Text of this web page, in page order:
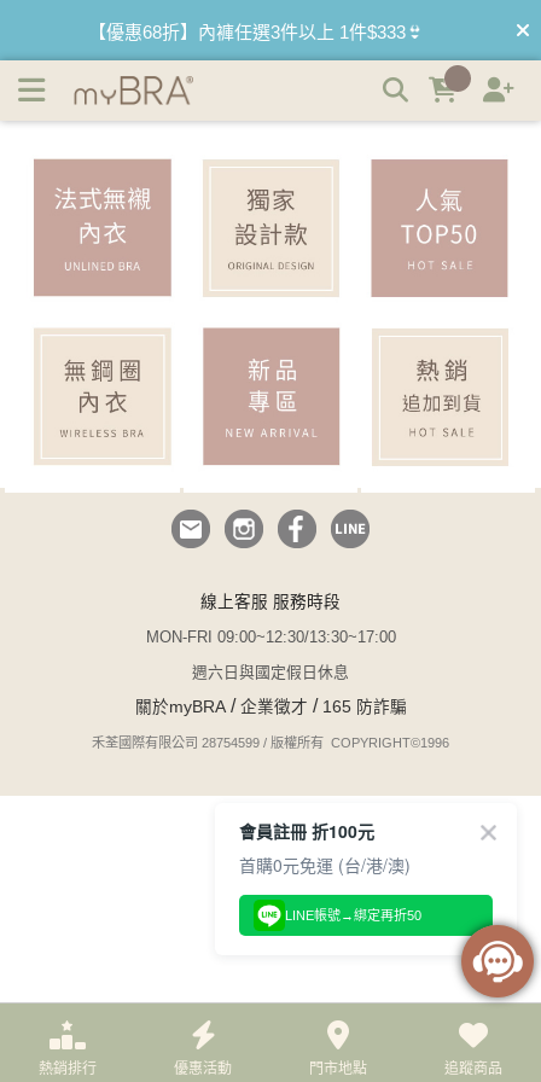
妳的內衣品牌
【優惠68折】內褲任選3件以上 1件$333👙
【買內衣免運費】台灣滿1200運費0元🚛
【夏日滿額贈】把衣物壓縮收納袋回家 🌞
【父親節快樂】男內褲5件$999🧔
線上客服 服務時段
MON-FRI 09:00~12:30/13:30~17:00
週六日與國定假日休息
關於myBRA/ 企業徵才 / 165 防詐騙
禾荃國際有限公司 28754599 / 版權所有 COPYRIGHT©1996
熱銷排行 優惠活動 門市地點 追蹤商品
會員註冊 折100元
首購0元免運 (台/港/澳)
LINE帳號→綁定再折50